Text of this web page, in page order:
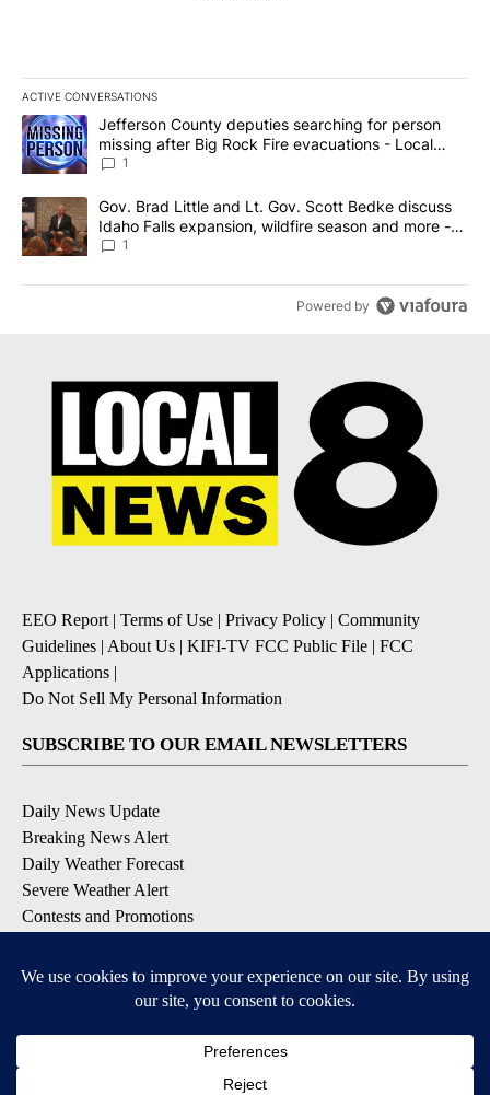
ACTIVE CONVERSATIONS
The following is a list of the most commented articles in the last
A trending article titled "Jefferson County deputies searching
Jefferson County deputies searching for person
missing after Big Rock Fire evacuations - Local
News 8
1
A trending article titled "Gov. Brad Little and Lt. Gov. Scott
Gov. Brad Little and Lt. Gov. Scott Bedke discuss
Idaho Falls expansion, wildfire season and more -
Local News 8
1
Powered by
EEO Report| Terms of Use | Privacy Policy | Community
Guidelines | About Us | KIFI-TV FCC Public File | FCC
Applications |
Do Not Sell My Personal Information
SUBSCRIBE TO OUR EMAIL NEWSLETTERS
Daily News Update
Breaking News Alert
Daily Weather Forecast
Severe Weather Alert
Contests and Promotions